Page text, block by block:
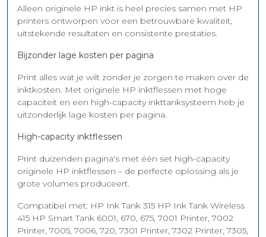
Alleen originele HP inkt is heel precies samen met HP
printers ontworpen voor een betrouwbare kwaliteit,
uitstekende resultaten en consistente prestaties.
Bijzonder lage kosten per pagina
Print alles wat je wilt zonder je zorgen te maken over de
inktkosten. Met originele HP inktflessen met hoge
capaciteit en een high-capacity inkttanksysteem heb je
uitzonderlijk lage kosten per pagina.
High-capacity inktflessen
Print duizenden pagina's met één set high-capacity
originele HP inktflessen – de perfecte oplossing als je
grote volumes produceert.
Compatibel met: HP Ink Tank 315 HP Ink Tank Wireless
415 HP Smart Tank 6001, 670, 675, 7001 Printer, 7002
Printer, 7005, 7006, 720, 7301 Printer, 7302 Printer, 7305,